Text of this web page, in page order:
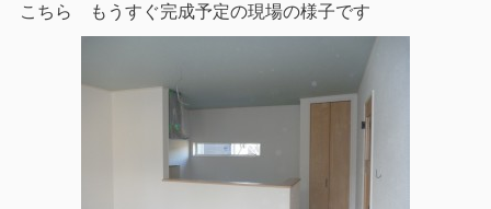
こちら もうすぐ完成予定の現場の様子です